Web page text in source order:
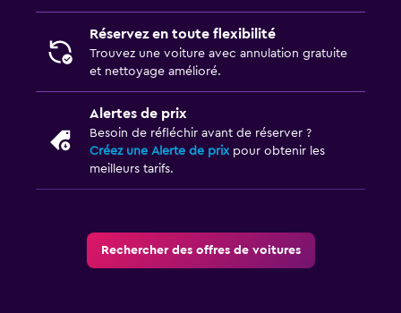
Réservez en toute flexibilité
Trouvez une voiture avec annulation gratuite
et nettoyage amélioré.
Alertes de prix
Besoin de réfléchir avant de réserver ?
Créez une Alerte de prixpour obtenir les
meilleurs tarifs.
Rechercher des offres de voitures